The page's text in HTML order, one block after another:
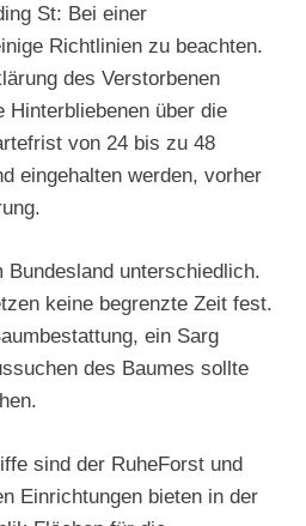
St: Bei einer
Richtlinien zu beachten.
des Verstorbenen
über die
von 24 bis zu 48
eingehalten werden, vorher
unterschiedlich.
keine begrenzte Zeit fest.
ein Sarg
des Baumes sollte
sind der RuheForst und
Einrichtungen bieten in der